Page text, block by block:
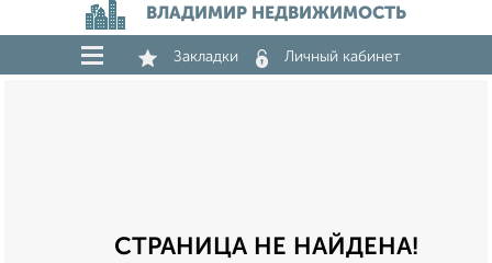
ВЛАДИМИР НЕДВИЖИМОСТЬ
Закладки Личный кабинет
СТРАНИЦА НЕ НАЙДЕНА!